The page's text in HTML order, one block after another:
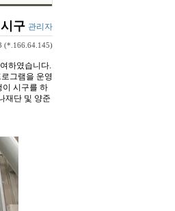
구 관리자
(*.166.64.145)
하였습니다.
그램을 운영
시구를 하
재단 및 양준